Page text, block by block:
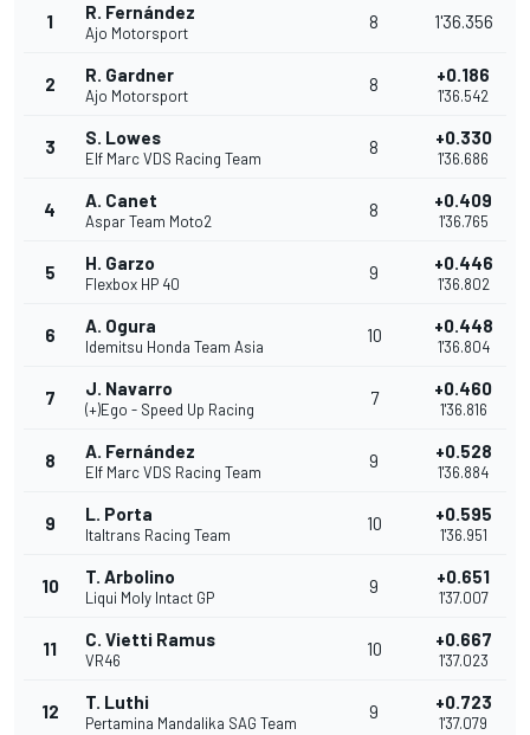
1 R. Fernández
Ajo Motorsport
8 1'36.356
2 R. Gardner
Ajo Motorsport
8 +0.186
1'36.542
3 S. Lowes
Elf Marc VDS Racing Team
8 +0.330
1'36.686
4 A. Canet
Aspar Team Moto2
8 +0.409
1'36.765
5 H. Garzo
Flexbox HP 40
9 +0.446
1'36.802
6 A. Ogura
Idemitsu Honda Team Asia
10 +0.448
1'36.804
7 J. Navarro
(+)Ego - Speed Up Racing
7 +0.460
1'36.816
8 A. Fernández
Elf Marc VDS Racing Team
9 +0.528
1'36.884
9 L. Porta
Italtrans Racing Team
10 +0.595
1'36.951
10 T. Arbolino
Liqui Moly Intact GP
9 +0.651
1'37.007
11 C. Vietti Ramus
VR46
10 +0.667
1'37.023
12 T. Luthi
Pertamina Mandalika SAG Team
9 +0.723
1'37.079